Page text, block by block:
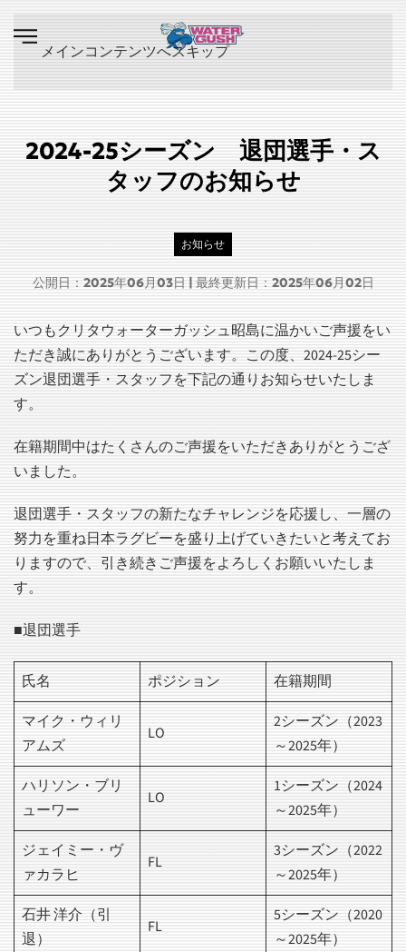
メインコンテンツへスキップ
2024-25シーズン 退団選手・ス
タッフのお知らせ
お知らせ
公開日：2025年06月03日 | 最終更新日：2025年06月02日
いつもクリタウォーターガッシュ昭島に温かいご声援をい
ただき誠にありがとうございます。この度、2024-25シー
ズン退団選手・スタッフを下記の通りお知らせいたしま
す。
在籍期間中はたくさんのご声援をいただきありがとうござ
いました。
退団選手・スタッフの新たなチャレンジを応援し、一層の
努力を重ね日本ラグビーを盛り上げていきたいと考えてお
りますので、引き続きご声援をよろしくお願いいたしま
す。
■退団選手
氏名 ポジション
在籍期間
マイク・ウィリ
アムズ
LO
2シーズン（2023
～2025年）
ハリソン・ブリ
ューワー
LO
1シーズン（2024
～2025年）
ジェイミー・ヴ
ァカラヒ
FL
3シーズン（2022
～2025年）
石井 洋介（引
退）
FL
5シーズン（2020
～2025年）